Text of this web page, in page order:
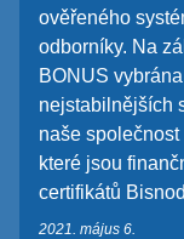
ověřeného
odborníky. Na
BONUS
nejstabilnějších
naše
které jsou
certifikátů
2021. május 6.